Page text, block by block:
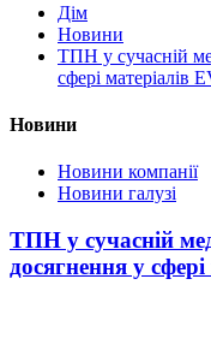
Дім
Новини
ТПН у сучасній
сфері матеріалів
Новини
Новини компанії
Новини галузі
ТПН у сучасній
досягнення у